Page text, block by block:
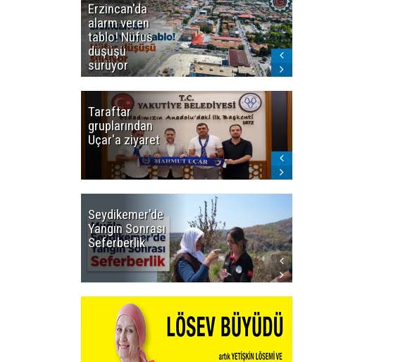
Erzincan'da
alarm veren
tablo! Nüfus
düşüşü
sürüyor
Taraftar
gruplarından
Uçar'a ziyaret
Seydikemer'de
Yangın Sonrası
Seferberlik